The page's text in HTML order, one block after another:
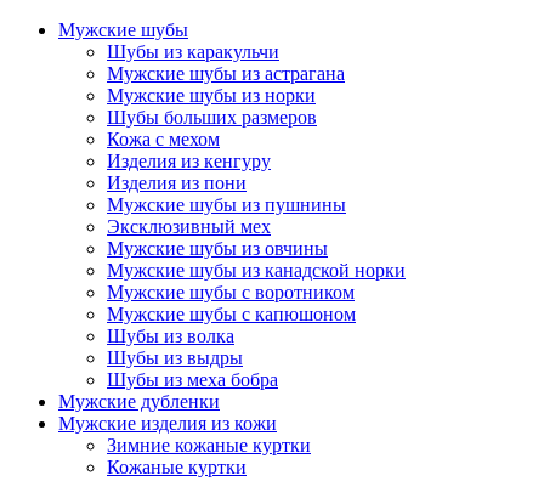
Мужские шубы
Шубы из каракульчи
Мужские шубы из астрагана
Мужские шубы из норки
Шубы больших размеров
Кожа с мехом
Изделия из кенгуру
Изделия из пони
Мужские шубы из пушнины
Эксклюзивный мех
Мужские шубы из овчины
Мужские шубы из канадской норки
Мужские шубы с воротником
Мужские шубы с капюшоном
Шубы из волка
Шубы из выдры
Шубы из меха бобра
Мужские дубленки
Мужские изделия из кожи
Зимние кожаные куртки
Кожаные куртки